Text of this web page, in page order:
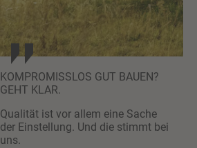
KOMPROMISSLOS GUT BAUEN?
GEHT KLAR.
Qualität ist vor allem eine Sache
der Einstellung. Und die stimmt bei
uns.